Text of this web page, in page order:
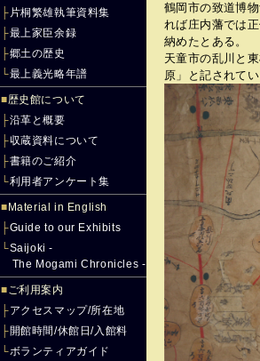
├ 片桐繁雄執筆資料集
├最上家臣余録
├郷土の歴史
└最上義光略年譜
■歴史館について
├沿革と概要
├収蔵資料について
├書籍のご紹介
└利用者アンケート集
■ Material in English
├Guide to our Exhibits
└Saijoki -
The Mogami Chronicles -
■ご利用案内
├アクセスマップ/所在地
├開館時間/休館日/入館料
└ボランティアガイド
鶴岡市の致道博
れば庄内藩では
納めたとある。
天童市の乱川と
原」と記されてい